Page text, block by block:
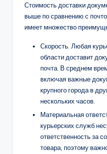
Стоимость доставки
выше по сравнению с
имеет множество
Скорость. Любая
области доставит
почта. В среднем
включая важные
крупного города в
нескольких часов.
Материальная
курьерских служб
ответственность за
товара, поэтому